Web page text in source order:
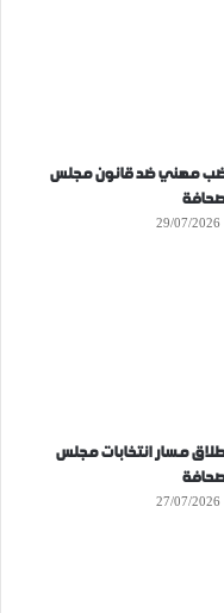
مهني ضد قانون مجلس
29/07/2026
مسار انتخابات مجلس
27/07/2026